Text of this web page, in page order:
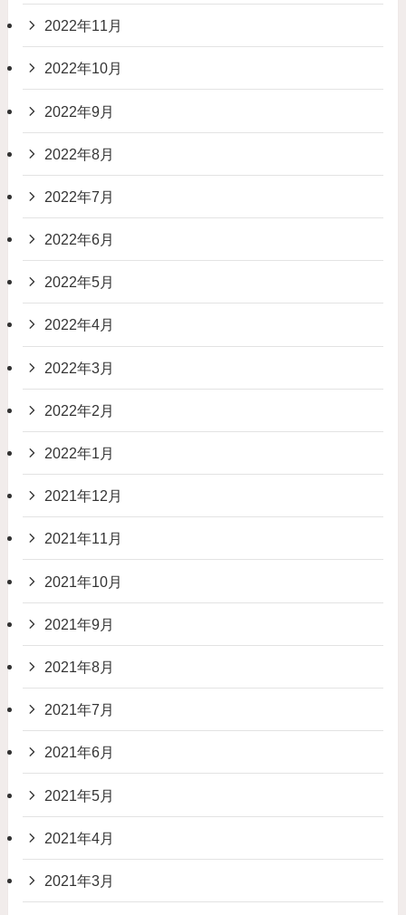
2022年11月
2022年10月
2022年9月
2022年8月
2022年7月
2022年6月
2022年5月
2022年4月
2022年3月
2022年2月
2022年1月
2021年12月
2021年11月
2021年10月
2021年9月
2021年8月
2021年7月
2021年6月
2021年5月
2021年4月
2021年3月